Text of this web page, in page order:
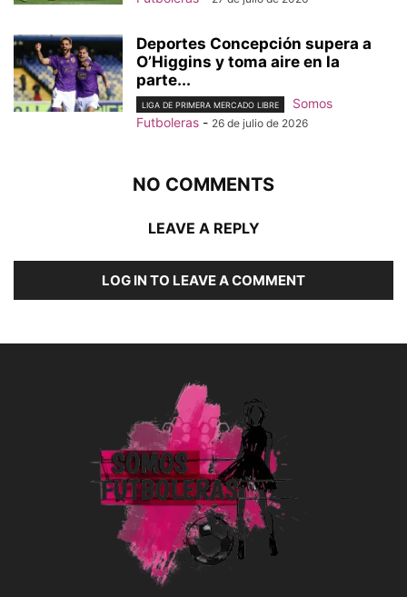
Deportes Concepción supera a
O’Higgins y toma aire en la
parte...
LIGA DE PRIMERA MERCADO LIBRE
Somos
Futboleras - 26 de julio de 2026
NO COMMENTS
LEAVE A REPLY
LOG IN TO LEAVE A COMMENT